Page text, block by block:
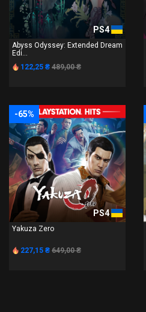
PS4
Abyss Odyssey: Extended Dream
Edi...
122,25 ₴ 489,00 ₴
-65%
PS4
Yakuza Zero
227,15 ₴ 649,00 ₴